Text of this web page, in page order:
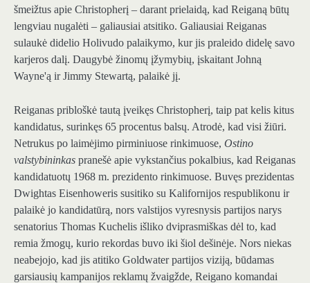
šmeižtus apie Christopherį – darant prielaidą, kad Reiganą būtų
lengviau nugalėti – galiausiai atsitiko. Galiausiai Reiganas
sulaukė didelio Holivudo palaikymo, kur jis praleido didelę savo
karjeros dalį. Daugybė žinomų įžymybių, įskaitant Johną
Wayne'ą ir Jimmy Stewartą, palaikė jį.
Reiganas pribloškė tautą įveikęs Christopherį, taip pat kelis kitus
kandidatus, surinkęs 65 procentus balsų. Atrodė, kad visi žiūri.
Netrukus po laimėjimo pirminiuose rinkimuose, Ostino
valstybininkas pranešė apie vykstančius pokalbius, kad Reiganas
kandidatuotų 1968 m. prezidento rinkimuose. Buvęs prezidentas
Dwightas Eisenhoweris susitiko su Kalifornijos respublikonu ir
palaikė jo kandidatūrą, nors valstijos vyresnysis partijos narys
senatorius Thomas Kuchelis išliko dviprasmiškas dėl to, kad
remia žmogų, kurio rekordas buvo iki šiol dešinėje. Nors niekas
neabejojo, kad jis atitiko Goldwater partijos viziją, būdamas
garsiausių kampanijos reklamų žvaigžde, Reigano komandai